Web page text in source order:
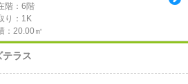
階：6階
り：1K
：20.00㎡
テラス